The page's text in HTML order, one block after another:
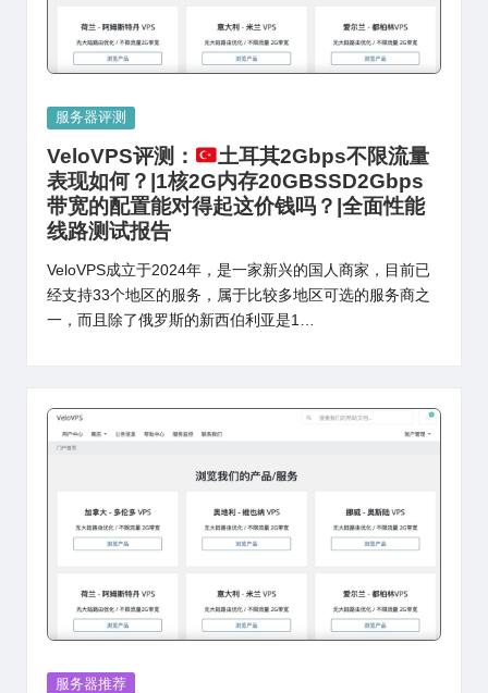
Posted
服务器评测
VeloVPS评测：
土耳其2Gbps不限流量
表现如何？|1核2G内存20GBSSD2Gbps
带宽的配置能对得起这价钱吗？|全面性能
线路测试报告
VeloVPS成立于2024年，是一家新兴的国人商家，目前已
经支持33个地区的服务，属于比较多地区可选的服务商之
一，而且除了俄罗斯的新西伯利亚是1…
Posted
服务器推荐